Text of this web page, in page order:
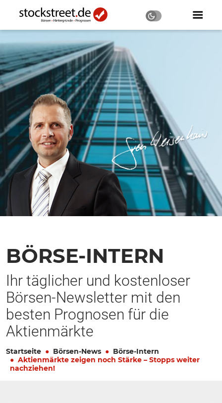
BÖRSE-INTERN
Ihr täglicher und kostenloser
Börsen-Newsletter mit den
besten Prognosen für die
Aktienmärkte
Startseite Börsen-News
Börse-Intern
Aktienmärkte zeigen noch Stärke – Stopps weiter
nachziehen!